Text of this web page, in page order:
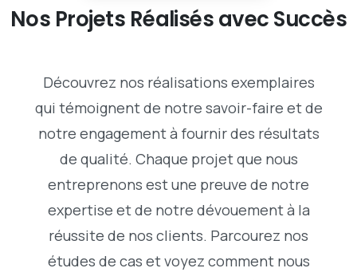
Nos Projets RéalisésavecSuccès
Découvrez nos réalisations exemplaires
qui témoignent de notre savoir-faire et de
notre engagement à fournir des résultats
de qualité. Chaque projet que nous
entreprenons est une preuve de notre
expertise et de notre dévouement à la
réussite de nos clients. Parcourez nos
études de cas et voyez comment nous